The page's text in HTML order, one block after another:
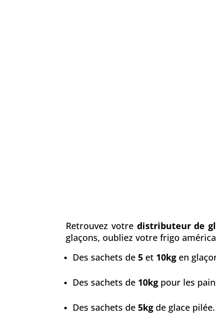
Retrouvez votre distributeur de
glaçons, oubliez votre frigo
Des sachets de5 et 10kg en
Des sachets de 10kg pour les
Des sachets de5kg de glace pilée.